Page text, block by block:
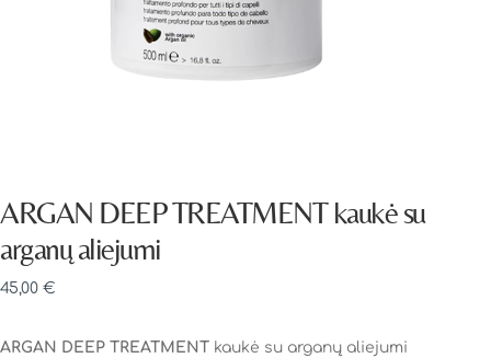
ARGAN DEEP TREATMENT kaukė su
arganų aliejumi
45,00 €
ARGAN DEEP TREATMENT kaukė su arganų aliejumi